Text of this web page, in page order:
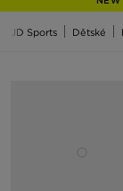
JD Sports Dětské